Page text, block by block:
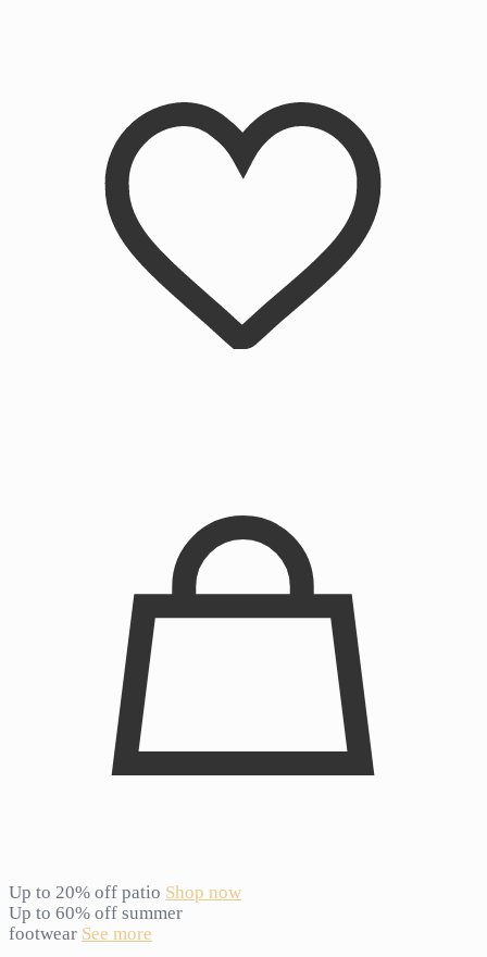
Up to 20% off patio Shop now
Up to 60% off summer
footwear See more